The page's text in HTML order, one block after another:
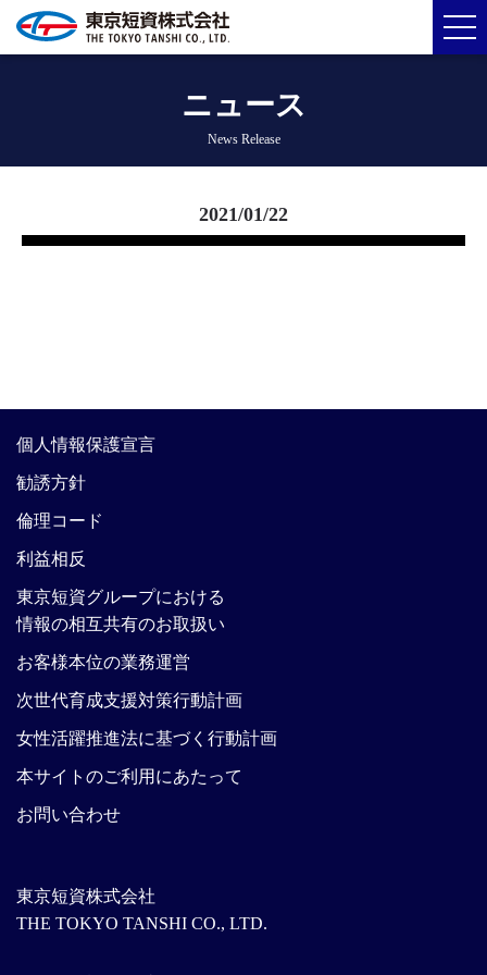
ニュース
News Release
2021/01/22
東京短資株式会社
THE TOKYO TANSHI CO., LTD.
個人情報保護宣言
勧誘方針
倫理コード
利益相反
東京短資グループにおける
情報の相互共有のお取扱い
お客様本位の業務運営
次世代育成支援対策行動計画
女性活躍推進法に基づく行動計画
本サイトのご利用にあたって
お問い合わせ